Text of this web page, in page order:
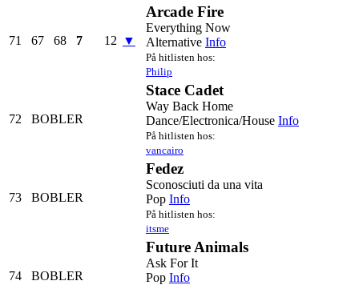
71 67 68 7 12 ▼
Arcade Fire
Everything Now
Alternative Info
På hitlisten hos:
Philip
72 BOBLER
Stace Cadet
Way Back Home
Dance/Electronica/House Info
På hitlisten hos:
vancairo
73 BOBLER
Fedez
Sconosciuti da una vita
Pop Info
På hitlisten hos:
itsme
74 BOBLER
Future Animals
Ask For It
Pop Info